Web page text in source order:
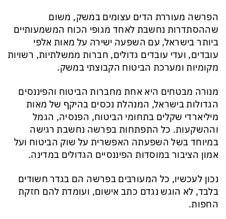
הפרשה מעוררת הדים עצומים במשק, משום
שההסתדרות נחשבת לאחד מגופי הכוח המשמעותיים
ביותר בישראל, עם השפעה ישירה על מאות אלפי
עובדים, ועדי עובדים גדולים, חברות ממשלתיות, רשויות
מקומיות ומערכת הביטוח הקבוצתי במשק.
מנורה מבטחים היא אחת מחברות הביטוח והפיננסים
הגדולות בישראל, המנהלת נכסים בהיקף של מאות
מיליארדי שקלים בתחומי הביטוח, הפנסיה, הגמל
וההשקעות. כל התפתחות בפרשה נחשבת רגישה
במיוחד בשל השפעתה האפשרית על שוק הביטוח ועל
אמון הציבור במוסדות הפיננסיים הגדולים במדינה.
נכון לעכשיו, כל המעורבים בפרשה הם בגדר חשודים
בלבד, לא הוגש נגדם כתב אישום, ועומדת להם חזקת
החפות.